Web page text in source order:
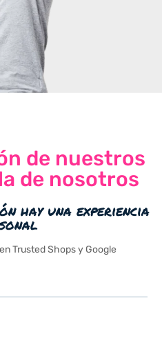
de nuestros
de nosotros
hay una experiencia
Trusted Shops y Google